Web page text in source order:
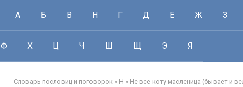
А Б В Н Г Д Е Ж З
Ф Х Ц Ч Ш Щ Э Я
Словарь пословиц и поговорок » Н » Не все коту масленица (бывает и